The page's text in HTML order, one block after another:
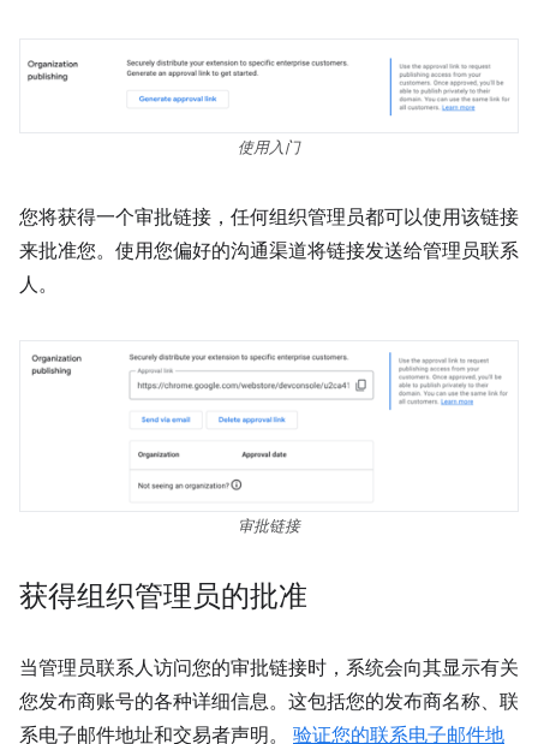
使用入门
您将获得一个审批链接，任何组织管理员都可以使用该链接
来批准您。使用您偏好的沟通渠道将链接发送给管理员联系
人。
审批链接
获得组织管理员的批准
当管理员联系人访问您的审批链接时，系统会向其显示有关
您发布商账号的各种详细信息。这包括您的发布商名称、联
系电子邮件地址和交易者声明。 验证您的联系电子邮件地